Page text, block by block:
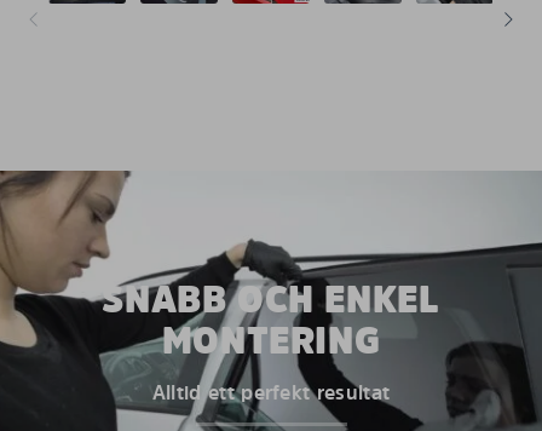
SNABB OCH ENKEL
MONTERING
Alltid ett perfekt resultat